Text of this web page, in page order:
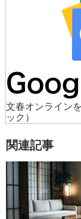
文春オンライン
ック）
関連記事